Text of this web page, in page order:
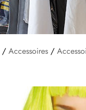
/ Accessoires /